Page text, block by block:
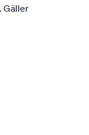
Gäller